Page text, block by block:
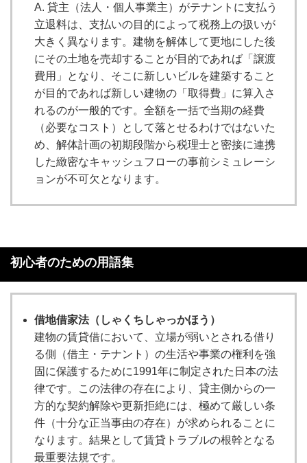
A. 貸主（法人・個人事業主）がテナントに支払う
立退料は、支払いの目的によって税務上の扱いが
大きく異なります。建物を解体して更地にした後
にその土地を売却することが目的であれば「譲渡
費用」となり、そこに新しいビルを建築すること
が目的であれば新しい建物の「取得費」に算入さ
れるのが一般的です。全額を一括で当期の経費
（必要なコスト）として落とせるわけではないた
め、解体計画の初期段階から税理士と密接に連携
した緻密なキャッシュフローの事前シミュレーシ
ョンが不可欠となります。
初心者のための用語集
借地借家法（しゃくちしゃっかほう）
建物の賃貸借において、立場が弱いとされる借り
る側（借主・テナント）の生活や事業の権利を強
固に保護するために1991年に制定された日本の法
律です。この法律の存在により、貸主側からの一
方的な契約解除や更新拒絶には、極めて厳しい条
件（十分な正当事由の存在）が求められることに
なります。結果として賃貸トラブルの根幹となる
最重要法規です。